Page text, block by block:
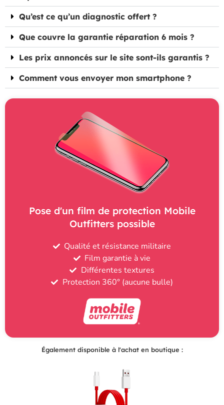
Qu’est ce qu’un diagnostic offert ?
Que couvre la garantie réparation 6 mois ?
Les prix annoncés sur le site sont-ils garantis ?
Comment vous envoyer mon smartphone ?
Pose d'un film de protection Mobile
Outfitters possible
Qualité et résistance militaire
Film garantie à vie
Différentes textures
Protection 360° (aucune bulle)
Également disponible à l'achat en boutique :